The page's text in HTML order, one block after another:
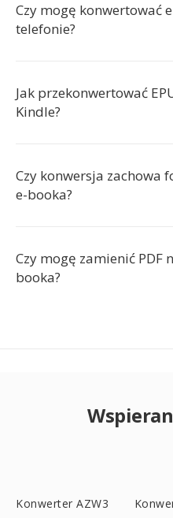
Czy mogę konwertować
telefonie?
Jak przekonwertować
Kindle?
Czy konwersja zachowa
e-booka?
Czy mogę zamienić PDF
booka?
Konwerter AZW3